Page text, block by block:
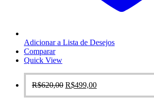
Adicionar a Lista de Desejos
Comparar
Quick View
R$620,00 O
R$499,00O